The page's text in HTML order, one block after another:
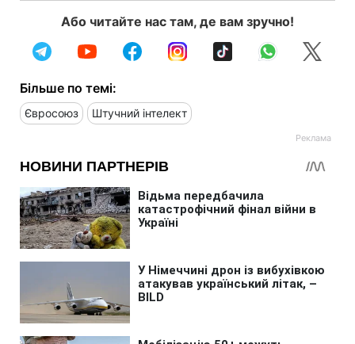
Або читайте нас там, де вам зручно!
Більше по темі:
Євросоюз Штучний інтелект